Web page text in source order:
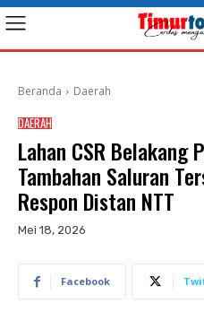
Beranda Daerah
DAERAH
Lahan CSR Belakang
Tambahan Saluran
Respon Distan NTT
Mei 18, 2026
Facebook